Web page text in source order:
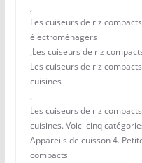
,
Les cuiseurs de riz
électroménagers
,Les cuiseurs de riz
Les cuiseurs de riz
cuisines
,
Les cuiseurs de riz
cuisines. Voici cinq
Appareils de cuisson 4.
compacts